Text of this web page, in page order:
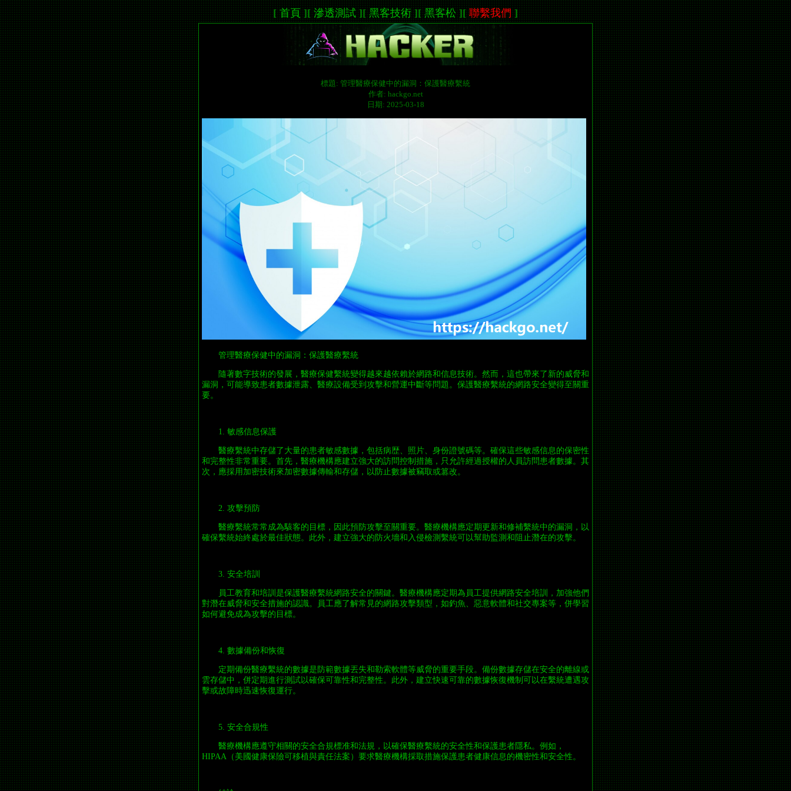
[ 首頁 ][ 滲透測試 ][ 黑客技術 ][ 黑客松 ][ 聯繫我們 ]
標題: 管理醫療保健中的漏洞：保護醫療繫統
作者: hackgo.net
日期: 2025-03-18
管理醫療保健中的漏洞：保護醫療繫統
隨著數字技術的發展，醫療保健繫統變得越來越依賴於網路和信息技術。然而，這也帶來了新的威脅和
漏洞，可能導致患者數據泄露、醫療設備受到攻擊和營運中斷等問題。保護醫療繫統的網路安全變得至關重
要。
1. 敏感信息保護
醫療繫統中存儲了大量的患者敏感數據，包括病歴、照片、身份證號碼等。確保這些敏感信息的保密性
和完整性非常重要。首先，醫療機構應建立強大的訪問控制措施，只允許經過授權的人員訪問患者數據。其
次，應採用加密技術來加密數據傳輸和存儲，以防止數據被竊取或篡改。
2. 攻擊預防
醫療繫統常常成為駭客的目標，因此預防攻擊至關重要。醫療機構應定期更新和修補繫統中的漏洞，以
確保繫統始終處於最佳狀態。此外，建立強大的防火墻和入侵檢測繫統可以幫助監測和阻止潛在的攻擊。
3. 安全培訓
員工教育和培訓是保護醫療繫統網路安全的關鍵。醫療機構應定期為員工提供網路安全培訓，加強他們
對潛在威脅和安全措施的認識。員工應了解常見的網路攻擊類型，如釣魚、惡意軟體和社交專案等，併學習
如何避免成為攻擊的目標。
4. 數據備份和恢復
定期備份醫療繫統的數據是防範數據丟失和勒索軟體等威脅的重要手段。備份數據存儲在安全的離線或
雲存儲中，併定期進行測試以確保可靠性和完整性。此外，建立快速可靠的數據恢復機制可以在繫統遭遇攻
擊或故障時迅速恢復運行。
5. 安全合規性
醫療機構應遵守相關的安全合規標准和法規，以確保醫療繫統的安全性和保護患者隱私。例如，
HIPAA（美國健康保險可移植與責任法案）要求醫療機構採取措施保護患者健康信息的機密性和安全性。